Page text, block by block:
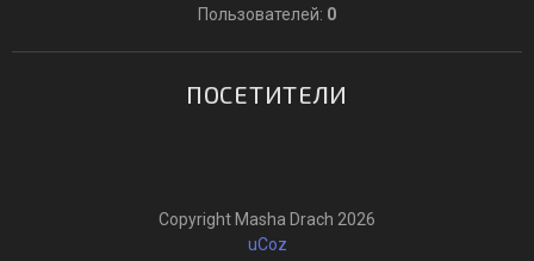
Пользователей: 0
ПОСЕТИТЕЛИ
Copyright Masha Drach 2026
uCoz